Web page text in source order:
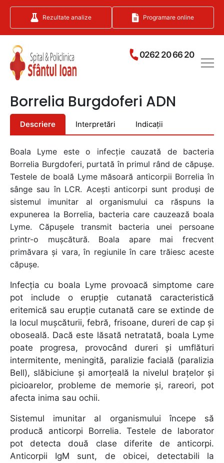
0262 20 66 20
Rezultate analize Programare online
Borrelia Burgdoferi ADN
Descriere Interpretări Indicații
Boala Lyme este o infecție cauzată de bacteria
Borrelia Burgdoferi, purtată în primul rând de căpușe.
Testele de boală Lyme măsoară anticorpii Borrelia în
sânge sau în LCR. Acești anticorpi sunt produși de
sistemul imunitar al organismului ca răspuns la
expunerea la Borrelia, bacteria care cauzează boala
Lyme. Căpușele transmit bacteria unei persoane
printr-o mușcătură. Boala apare mai frecvent
primăvara și vara, în regiunile în care trăiesc aceste
căpușe.
Infecția cu boala Lyme provoacă simptome care
pot include o erupție cutanată caracteristică
eritemică sau erupție cutanată care se extinde de
la locul mușcăturii, febră, frisoane, dureri de cap și
oboseală. Dacă este lăsată netratată, boala Lyme
poate progresa, provocând dureri și umflături
intermitente, meningită, paralizie facială (paralizia
Bell), slăbiciune și amorțeală la nivelul brațelor și
picioarelor, probleme de memorie și, rareori, pot
afecta inima sau ochii.
Sistemul imunitar al organismului începe să
producă anticorpi Borrelia. Testele de laborator
pot detecta două clase diferite de anticorpi.
Anticorpii IgM sunt, de obicei, detectabili la